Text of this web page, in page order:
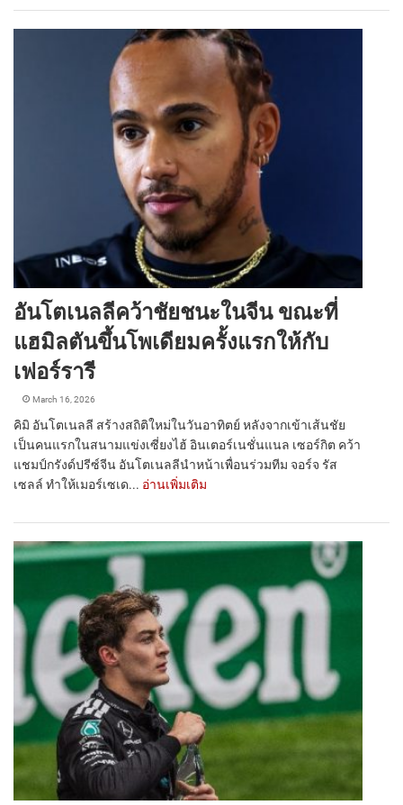
อันโตเนลลีคว้าชัยชนะในจีน ขณะที่
แฮมิลตันขึ้นโพเดียมครั้งแรกให้กับ
เฟอร์รารี
March 16, 2026
คิมิ อันโตเนลลี สร้างสถิติใหม่ในวันอาทิตย์ หลังจากเข้าเส้นชัย
เป็นคนแรกในสนามแข่งเซี่ยงไฮ้ อินเตอร์เนชั่นแนล เซอร์กิต คว้า
แชมป์กรังด์ปรีซ์จีน อันโตเนลลีนำหน้าเพื่อนร่วมทีม จอร์จ รัส
เซลล์ ทำให้เมอร์เซเด... อ่านเพิ่มเติม